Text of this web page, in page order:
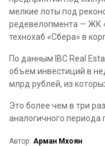
мелкие лоты под
редевелопмента — ЖК
технохаб «Сбера» в
По данным IBC Real
объем инвестиций в
млрд рублей, из
Это более чем в три
аналогичного периода
Автор: Арман Мхоян